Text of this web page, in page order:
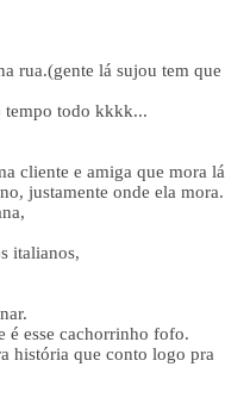
rua.(gente lá sujou tem que
tempo todo kkkk...
cliente e amiga que mora lá
justamente onde ela mora.
italianos,
é esse cachorrinho fofo.
história que conto logo pra